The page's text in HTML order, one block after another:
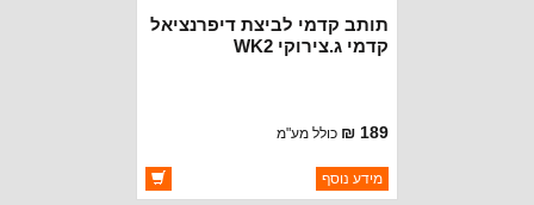
תותב קדמי לביצת דיפרנציאל
קדמי ג.צירוקי WK2
189 ₪ כולל מע"מ
ברקוד: 4578845AB
יצרן:OAKMAN OFFROAD
מידע נוסף